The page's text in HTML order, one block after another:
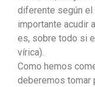
diferente según
importante acudir
es, sobre todo si
vírica).
Como hemos
deberemos tomar